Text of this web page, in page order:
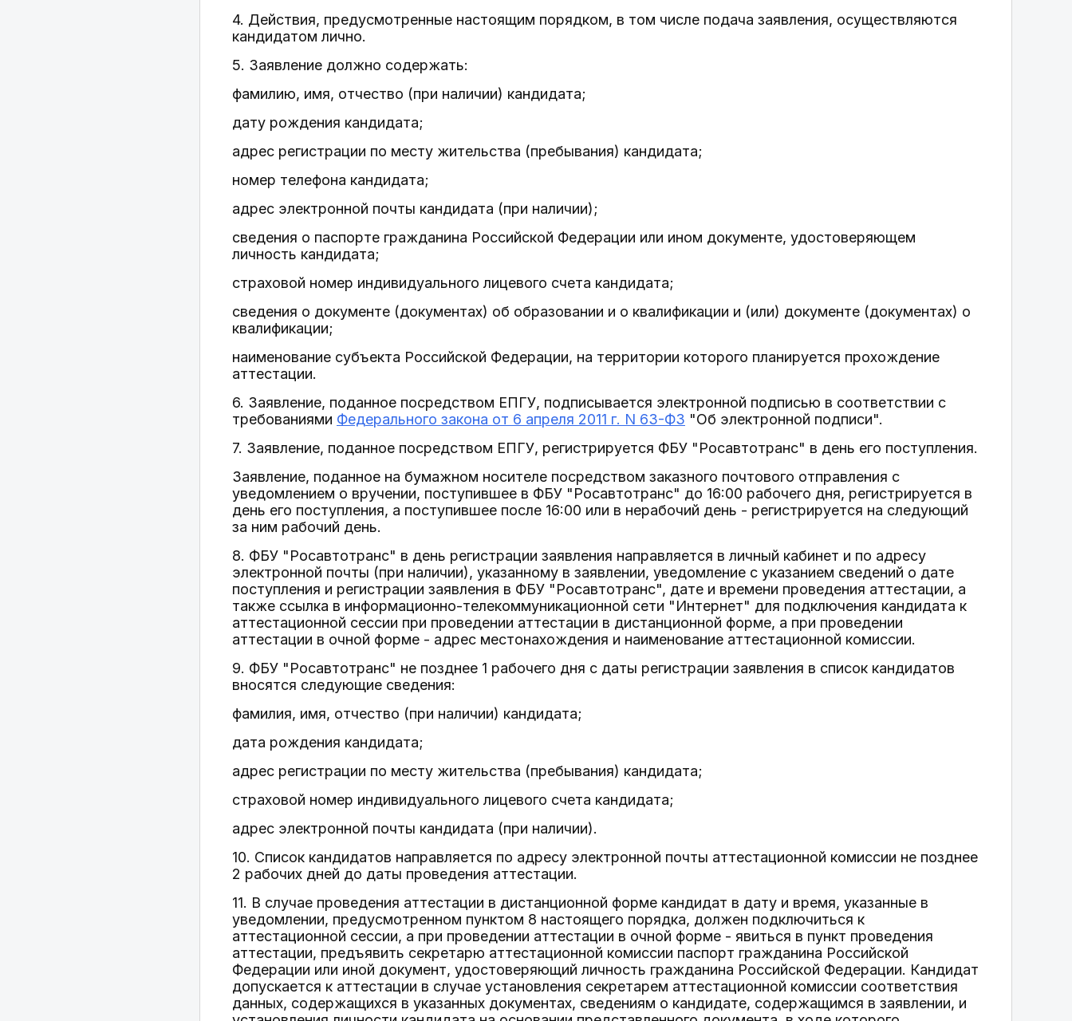
4. Действия, предусмотренные настоящим порядком, в том числе подача заявления, осуществляются
кандидатом лично.
5. Заявление должно содержать:
фамилию, имя, отчество (при наличии) кандидата;
дату рождения кандидата;
адрес регистрации по месту жительства (пребывания) кандидата;
номер телефона кандидата;
адрес электронной почты кандидата (при наличии);
сведения о паспорте гражданина Российской Федерации или ином документе, удостоверяющем
личность кандидата;
страховой номер индивидуального лицевого счета кандидата;
сведения о документе (документах) об образовании и о квалификации и (или) документе (документах) о
квалификации;
наименование субъекта Российской Федерации, на территории которого планируется прохождение
аттестации.
6. Заявление, поданное посредством ЕПГУ, подписывается электронной подписью в соответствии с
требованиями Федерального закона от 6 апреля 2011 г. N 63-ФЗ "Об электронной подписи".
7. Заявление, поданное посредством ЕПГУ, регистрируется ФБУ "Росавтотранс" в день его поступления.
Заявление, поданное на бумажном носителе посредством заказного почтового отправления с
уведомлением о вручении, поступившее в ФБУ "Росавтотранс" до 16:00 рабочего дня, регистрируется в
день его поступления, а поступившее после 16:00 или в нерабочий день - регистрируется на следующий
за ним рабочий день.
8. ФБУ "Росавтотранс" в день регистрации заявления направляется в личный кабинет и по адресу
электронной почты (при наличии), указанному в заявлении, уведомление с указанием сведений о дате
поступления и регистрации заявления в ФБУ "Росавтотранс", дате и времени проведения аттестации, а
также ссылка в информационно-телекоммуникационной сети "Интернет" для подключения кандидата к
аттестационной сессии при проведении аттестации в дистанционной форме, а при проведении
аттестации в очной форме - адрес местонахождения и наименование аттестационной комиссии.
9. ФБУ "Росавтотранс" не позднее 1 рабочего дня с даты регистрации заявления в список кандидатов
вносятся следующие сведения:
фамилия, имя, отчество (при наличии) кандидата;
дата рождения кандидата;
адрес регистрации по месту жительства (пребывания) кандидата;
страховой номер индивидуального лицевого счета кандидата;
адрес электронной почты кандидата (при наличии).
10. Список кандидатов направляется по адресу электронной почты аттестационной комиссии не позднее
2 рабочих дней до даты проведения аттестации.
11. В случае проведения аттестации в дистанционной форме кандидат в дату и время, указанные в
уведомлении, предусмотренном пунктом 8 настоящего порядка, должен подключиться к
аттестационной сессии, а при проведении аттестации в очной форме - явиться в пункт проведения
аттестации, предъявить секретарю аттестационной комиссии паспорт гражданина Российской
Федерации или иной документ, удостоверяющий личность гражданина Российской Федерации. Кандидат
допускается к аттестации в случае установления секретарем аттестационной комиссии соответствия
данных, содержащихся в указанных документах, сведениям о кандидате, содержащимся в заявлении, и